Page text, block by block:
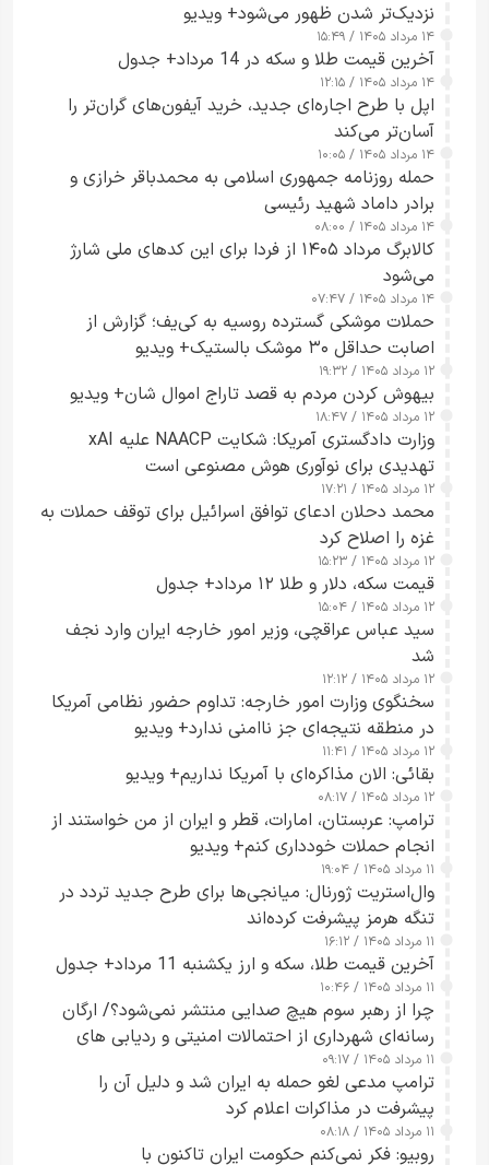
نزدیک‌تر شدن ظهور می‌شود+ ویدیو
۱۴ مرداد ۱۴۰۵ / ۱۵:۴۹
آخرین قیمت طلا و سکه در 14 مرداد+ جدول
۱۴ مرداد ۱۴۰۵ / ۱۲:۱۵
اپل با طرح اجاره‌ای جدید، خرید آیفون‌های گران‌تر را
آسان‌تر می‌کند
۱۴ مرداد ۱۴۰۵ / ۱۰:۰۵
حمله روزنامه جمهوری اسلامی به محمدباقر خرازی و
برادر داماد شهید رئیسی
۱۴ مرداد ۱۴۰۵ / ۰۸:۰۰
کالابرگ مرداد ۱۴۰۵ از فردا برای این کدهای ملی شارژ
می‌شود
۱۴ مرداد ۱۴۰۵ / ۰۷:۴۷
حملات موشکی گسترده روسیه به کی‌یف؛ گزارش از
اصابت حداقل ۳۰ موشک بالستیک+ ویدیو
۱۲ مرداد ۱۴۰۵ / ۱۹:۳۲
بیهوش کردن مردم به قصد تاراج اموال شان+ ویدیو
۱۲ مرداد ۱۴۰۵ / ۱۸:۴۷
وزارت دادگستری آمریکا: شکایت NAACP علیه xAI
تهدیدی برای نوآوری هوش مصنوعی است
۱۲ مرداد ۱۴۰۵ / ۱۷:۲۱
محمد دحلان ادعای توافق اسرائیل برای توقف حملات به
غزه را اصلاح کرد
۱۲ مرداد ۱۴۰۵ / ۱۵:۲۳
قیمت سکه، دلار و طلا ۱۲ مرداد+ جدول
۱۲ مرداد ۱۴۰۵ / ۱۵:۰۴
سید عباس عراقچی، وزیر امور خارجه ایران وارد نجف
شد
۱۲ مرداد ۱۴۰۵ / ۱۲:۱۲
سخنگوی وزارت امور خارجه: تداوم حضور نظامی آمریکا
در منطقه نتیجه‌ای جز ناامنی ندارد+ ویدیو
۱۲ مرداد ۱۴۰۵ / ۱۱:۴۱
بقائی: الان مذاکره‌ای با آمریکا نداریم+ ویدیو
۱۲ مرداد ۱۴۰۵ / ۰۸:۱۷
ترامپ: عربستان، امارات، قطر و ایران از من خواستند از
انجام حملات خودداری کنم+ ویدیو
۱۱ مرداد ۱۴۰۵ / ۱۹:۰۴
وال‌استریت ژورنال: میانجی‌ها برای طرح جدید تردد در
تنگه هرمز پیشرفت کرده‌اند
۱۱ مرداد ۱۴۰۵ / ۱۶:۱۲
آخرین قیمت طلا، سکه و ارز یکشنبه 11 مرداد+ جدول
۱۱ مرداد ۱۴۰۵ / ۱۰:۴۶
چرا از رهبر سوم هیچ صدایی منتشر نمی‌شود؟/ ارگان
رسانه‌ای شهرداری از احتمالات امنیتی و ردیابی های
جاسوسی گفت
۱۱ مرداد ۱۴۰۵ / ۰۹:۱۷
ترامپ مدعی لغو حمله به ایران شد و دلیل آن را
پیشرفت در مذاکرات اعلام کرد
۱۱ مرداد ۱۴۰۵ / ۰۸:۱۸
روبیو: فکر نمی‌کنم حکومت ایران تاکنون با